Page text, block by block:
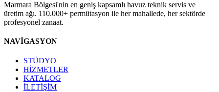
Marmara Bölgesi'nin en geniş kapsamlı havuz teknik servis ve
üretim ağı. 110.000+ permütasyon ile her mahallede, her sektörde
profesyonel zanaat.
NAVİGASYON
STÜDYO
HİZMETLER
KATALOG
İLETİŞİM